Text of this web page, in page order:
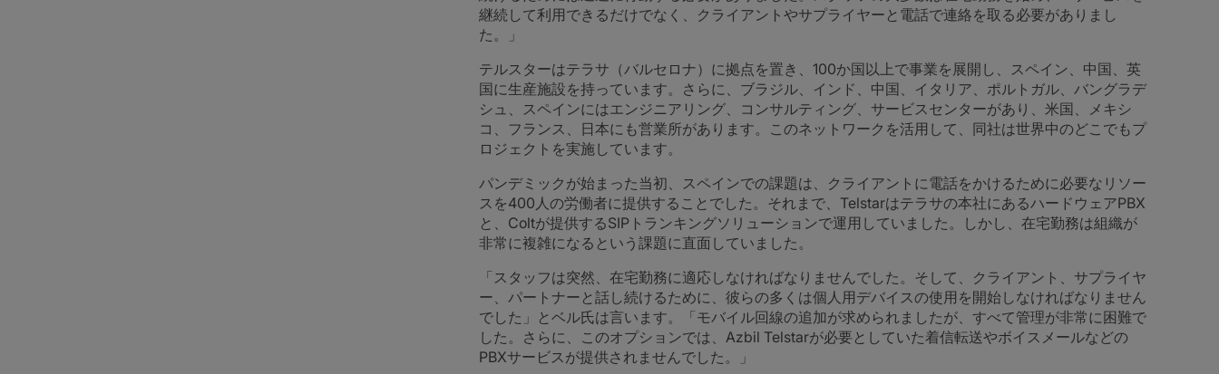
継続して利用できるだけでなく、クライアントやサプライヤーと電話で連絡を取る必要がありまし
た。」
テルスターはテラサ（バルセロナ）に拠点を置き、100か国以上で事業を展開し、スペイン、中国、英
国に生産施設を持っています。さらに、ブラジル、インド、中国、イタリア、ポルトガル、バングラデ
シュ、スペインにはエンジニアリング、コンサルティング、サービスセンターがあり、米国、メキシ
コ、フランス、日本にも営業所があります。このネットワークを活用して、同社は世界中のどこでもプ
ロジェクトを実施しています。
パンデミックが始まった当初、スペインでの課題は、クライアントに電話をかけるために必要なリソー
スを400人の労働者に提供することでした。それまで、Telstarはテラサの本社にあるハードウェアPBX
と、Coltが提供するSIPトランキングソリューションで運用していました。しかし、在宅勤務は組織が
非常に複雑になるという課題に直面していました。
「スタッフは突然、在宅勤務に適応しなければなりませんでした。そして、クライアント、サプライヤ
ー、パートナーと話し続けるために、彼らの多くは個人用デバイスの使用を開始しなければなりません
でした」とベル氏は言います。「モバイル回線の追加が求められましたが、すべて管理が非常に困難で
した。さらに、このオプションでは、Azbil Telstarが必要としていた着信転送やボイスメールなどの
PBXサービスが提供されませんでした。」